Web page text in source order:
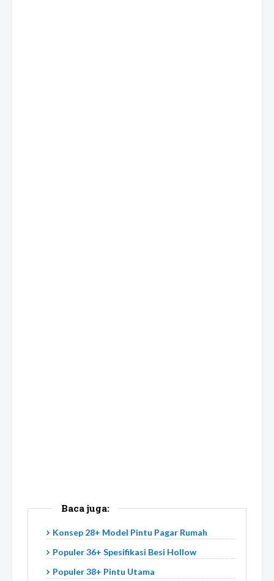
Baca juga:
Konsep 28+ Model Pintu Pagar Rumah
Populer 36+ Spesifikasi Besi Hollow
Populer 38+ Pintu Utama